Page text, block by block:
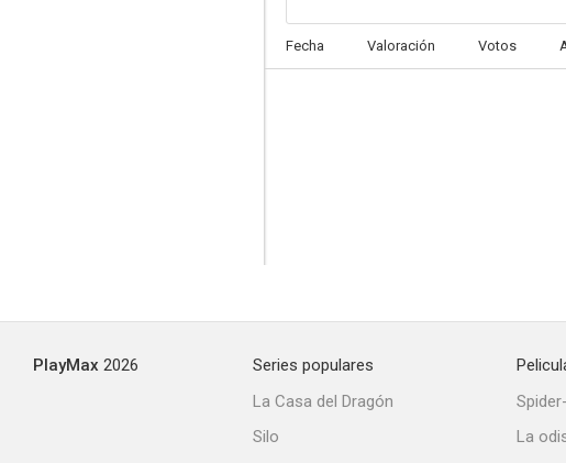
Fecha Valoración Votos
PlayMax 2026
Series populares
La Casa del Dragón
Silo
La